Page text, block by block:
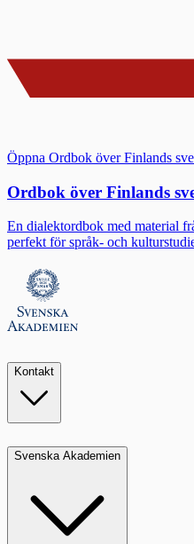
Öppna Ordbok över Finlands
Ordbok över Finlands
En dialektordbok med material
perfekt för språk- och
Kontakt
Svenska Akademien